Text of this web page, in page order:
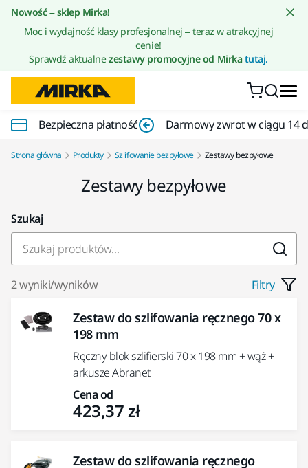
Nowość – sklep Mirka!
Moc i wydajność klasy profesjonalnej – teraz w atrakcyjnej
cenie!
Sprawdź aktualnezestawy promocyjne od Mirkatutaj.
Bezpieczna płatność Darmowy zwrot w ciągu 14
Strona główna Produkty Szlifowanie bezpyłowe Zestawy bezpyłowe
Zestawy bezpyłowe
Szukaj
2 wyniki/wyników Filtry
Zestaw do szlifowania ręcznego 70 x
198 mm
Ręczny blok szlifierski 70 x 198 mm + wąż +
arkusze Abranet
Cena od
423,37 zł
Zestaw do szlifowania ręcznego